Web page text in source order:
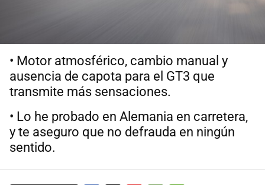
• Motor atmosférico, cambio manual y
ausencia de capota para el GT3 que
transmite más sensaciones.
• Lo he probado en Alemania en carretera,
y te aseguro que no defrauda en ningún
sentido.